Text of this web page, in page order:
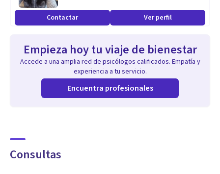
Contactar Ver perfil
Empieza hoy tu viaje de bienestar
Accede a una amplia red de psicólogos calificados. Empatía y
experiencia a tu servicio.
Encuentra profesionales
Consultas